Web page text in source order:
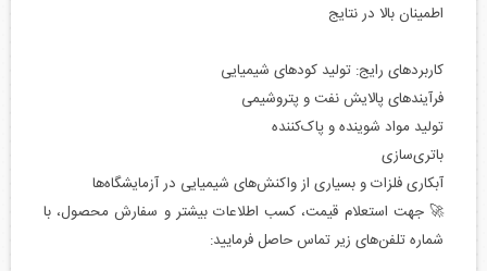
اطمینان بالا در نتایج
کاربردهای رایج: تولید کودهای شیمیایی
فرآیندهای پالایش نفت و پتروشیمی
تولید مواد شوینده و پاک‌کننده
باتری‌سازی
آبکاری فلزات و بسیاری از واکنش‌های شیمیایی در آزمایشگاه‌ها
🚀 جهت استعلام قیمت، کسب اطلاعات بیشتر و سفارش محصول، با
شماره تلفن‌های زیر تماس حاصل فرمایید: